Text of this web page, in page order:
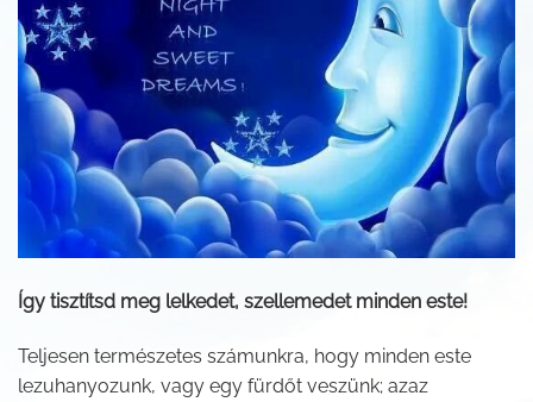
Így tisztítsd meg lelkedet, szellemedet minden este!
Teljesen természetes számunkra, hogy minden este
lezuhanyozunk, vagy egy fürdőt veszünk; azaz